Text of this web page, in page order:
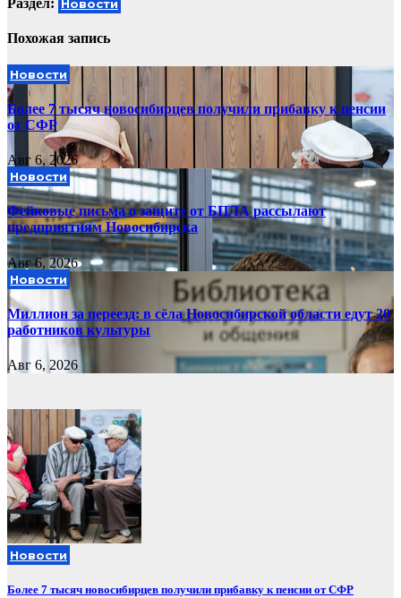
Раздел: Новости
Похожая запись
Новости
Более 7 тысяч новосибирцев получили прибавку к пенсии
от СФР
Авг 6, 2026
Новости
Фейковые письма о защите от БПЛА рассылают
предприятиям Новосибирска
Авг 6, 2026
Новости
Миллион за переезд: в сёла Новосибирской области едут 20
работников культуры
Авг 6, 2026
Новости
Более 7 тысяч новосибирцев получили прибавку к пенсии от СФР